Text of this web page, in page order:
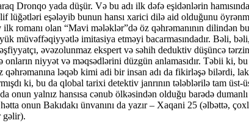
Dronqo yada düşür. Və bu adı ilk dəfə eşidənlərin
lüğətləri eşələyib bunun hansı xarici dilə aid olduğunu
romanı olan “Mavi mələklər”də öz qəhrəmanının dilindən
müvəffəqiyyətlə imitasiya etməyi bacarmasındadır. Bəli,
əvəzolunmaz ekspert və səhih deduktiv düşüncə
niyyət və məqsədlərini düzgün anlamasıdır. Təbii ki,
ləqəb kimi adi bir insan adı da fikirləşə bilərdi,
ki, bu da qlobal tarixi detektiv janrının tələblərilə tam
onun yalnız hansısa cənub ölkəsindən olduğu barədə
onun Bakıdakı ünvanını da yazır – Xaqani 25 (əlbəttə,
gəlir).